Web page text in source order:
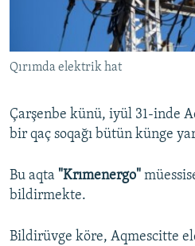
Русский
Українською
RFE/RS bütün saytları
Qırımda elektrik hat
Çarşenbe künü, iyül 31-inde
bir qaç soqağı bütün künge
Bu aqta "Krımenergo"
bildirmekte.
Bildirüvge köre, Aqmescitte